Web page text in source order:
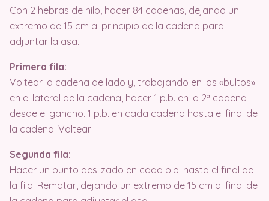
Con 2 hebras de hilo, hacer 84 cadenas, dejando un
extremo de 15 cm al principio de la cadena para
adjuntar la asa.
Primera fila:
Voltear la cadena de lado y, trabajando en los «bultos»
en el lateral de la cadena, hacer 1 p.b. en la 2ª cadena
desde el gancho. 1 p.b. en cada cadena hasta el final de
la cadena. Voltear.
Segunda fila:
Hacer un punto deslizado en cada p.b. hasta el final de
la fila. Rematar, dejando un extremo de 15 cm al final de